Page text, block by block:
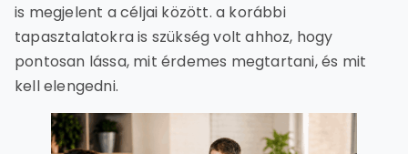
is megjelent a céljai között. a korábbi
tapasztalatokra is szükség volt ahhoz, hogy
pontosan lássa, mit érdemes megtartani, és mit
kell elengedni.